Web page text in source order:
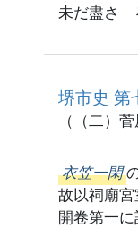
未だ盡さ
堺市史 第
（（二）菅
衣笠一閑
故以祠廟
開卷第